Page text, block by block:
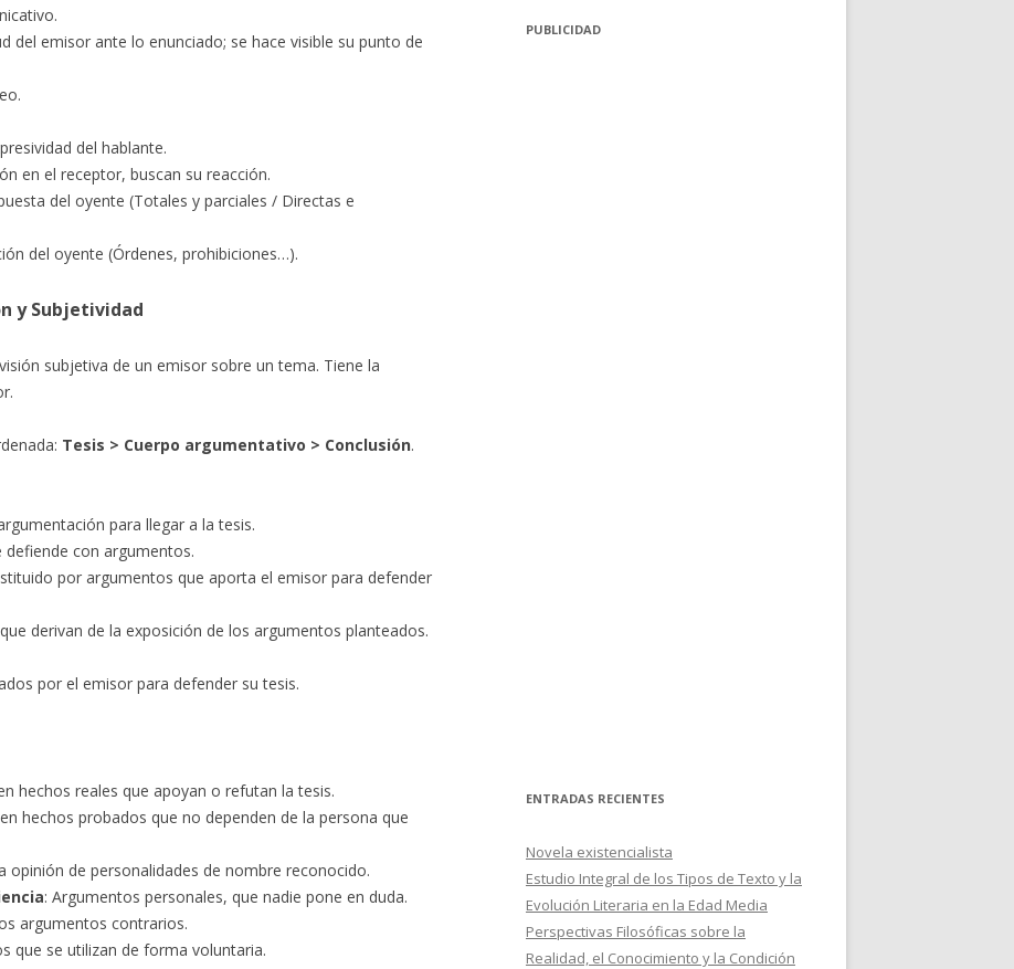
del emisor ante lo enunciado; se hace visible su punto de
del hablante.
en el receptor, buscan su reacción.
del oyente (Totales y parciales / Directas e
del oyente (Órdenes, prohibiciones…).
y Subjetividad
subjetiva de un emisor sobre un tema. Tiene la
Tesis > Cuerpo argumentativo > Conclusión.
para llegar a la tesis.
defiende con argumentos.
por argumentos que aporta el emisor para defender
derivan de la exposición de los argumentos planteados.
por el emisor para defender su tesis.
hechos reales que apoyan o refutan la tesis.
hechos probados que no dependen de la persona que
opinión de personalidades de nombre reconocido.
: Argumentos personales, que nadie pone en duda.
argumentos contrarios.
que se utilizan de forma voluntaria.
PUBLICIDAD
ENTRADAS RECIENTES
Novela existencialista
Estudio Integral de los Tipos de Texto y la
Evolución Literaria en la Edad Media
Perspectivas Filosóficas sobre la
Realidad, el Conocimiento y la Condición